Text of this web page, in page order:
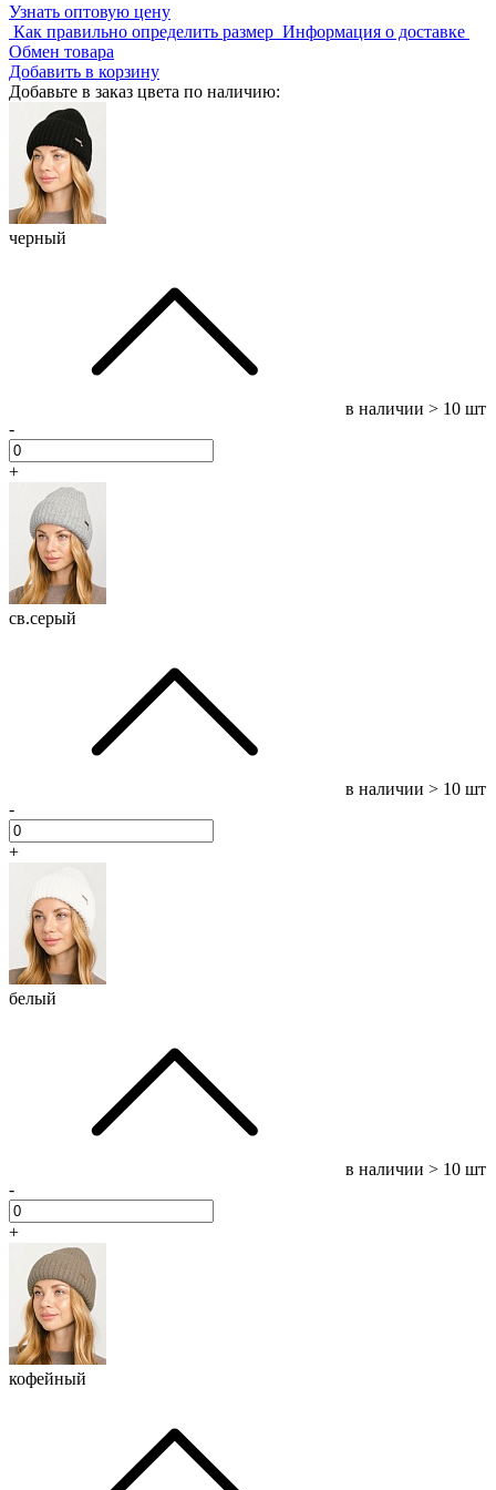
Узнать оптовую цену
Как правильно определить размер Информация о доставке
Обмен товара
Добавить в корзину
Добавьте в заказ цвета по наличию:
черный
в наличии > 10 шт
-
+
св.серый
в наличии > 10 шт
-
+
белый
в наличии > 10 шт
-
+
кофейный